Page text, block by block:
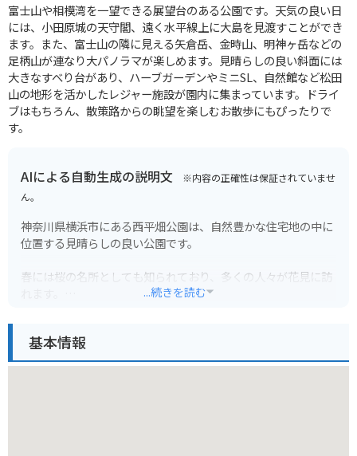
富士山や相模湾を一望できる展望台のある公園です。天気の良い日
には、小田原城の天守閣、遠く水平線上に大島を見渡すことができ
ます。また、富士山の隣に見える矢倉岳、金時山、明神ヶ岳などの
足柄山が連なり大パノラマが楽しめます。見晴らしの良い斜面には
大きなすべり台があり、ハーブガーデンやミニSL、自然館など松田
山の地形を活かしたレジャー施設が園内に集まっています。ドライ
ブはもちろん、散策路からの眺望を楽しむお散歩にもぴったりで
す。
AIによる自動生成の説明文 ※内容の正確性は保証されていませ
ん。
神奈川県横浜市にある西平畑公園は、自然豊かな住宅地の中に
位置する見晴らしの良い公園です。
春には桜の名所としても知られており、多くの人々が花見に訪
園内には遊具広場や芝生広場もあり、子供連れの家族にもおす
すめです。
...続きを読む
基本情報